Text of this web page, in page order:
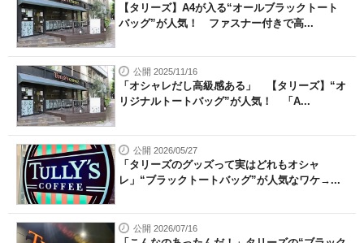
【タリーズ】A4が入る“オールブラックトート
バッグ”が人気！ ファスナー付きで高...
公開 2025/11/16
「オシャレだし高級感ある」 【タリーズ】“オ
リジナルトートバッグ”が人気！ 「A...
公開 2026/05/27
「タリーズのグッズって実はどれもオシャ
レ」“ブラックトートバッグ”が人気なワケ→...
公開 2026/07/16